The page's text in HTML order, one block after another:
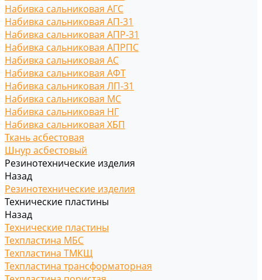
Набивка сальниковая АГС
Набивка сальниковая АП-31
Набивка сальниковая АПР-31
Набивка сальниковая АПРПС
Набивка сальниковая АС
Набивка сальниковая АФТ
Набивка сальниковая ЛП-31
Набивка сальниковая МС
Набивка сальниковая НГ
Набивка сальниковая ХБП
Ткань асбестовая
Шнур асбестовый
Резинотехнические изделия
Назад
Резинотехнические изделия
Технические пластины
Назад
Технические пластины
Техпластина МБС
Техпластина ТМКЩ
Техпластина трансформаторная